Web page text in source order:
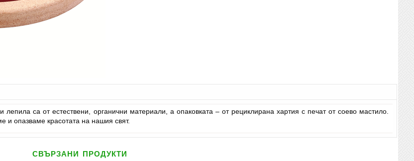
са от естествени, органични материали, а опаковката – от рециклирана хартия с печат от соево мастило.
и опазваме красотата на нашия свят.
свързани продукти